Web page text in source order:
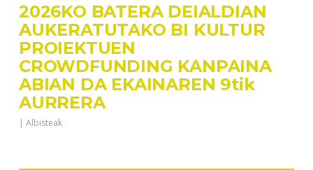
2026KO BATERA DEIALDIAN
AUKERATUTAKO BI KULTUR
PROIEKTUEN
CROWDFUNDING KANPAINA
ABIAN DA EKAINAREN 9tik
AURRERA
|Albisteak